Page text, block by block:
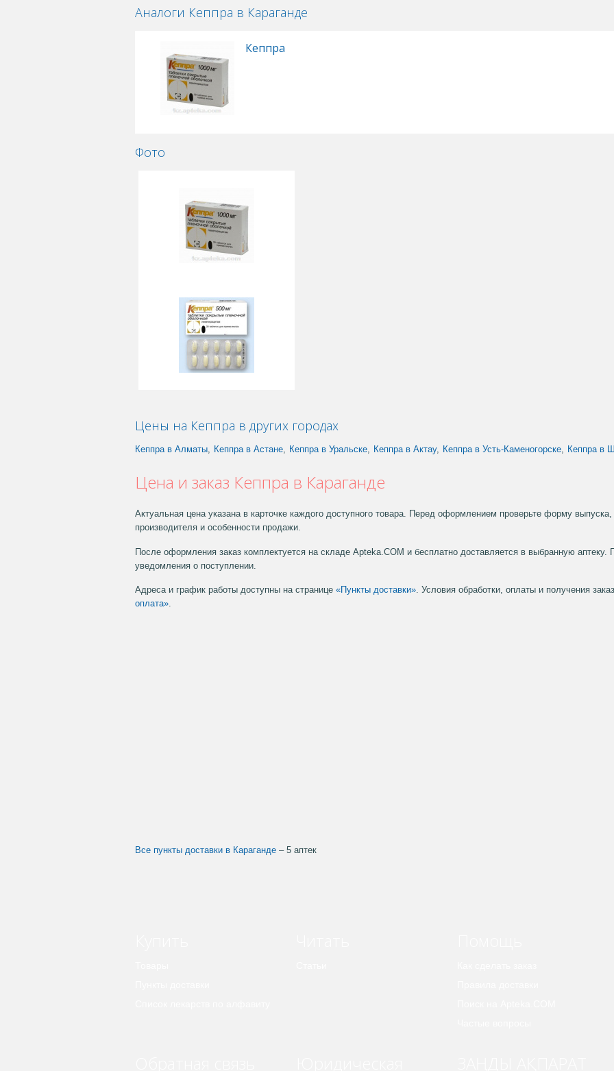
Аналоги Кеппра в Караганде
Кеппра
Фото
Цены на Кеппра в других городах
Кеппра в Алматы, Кеппра в Астане, Кеппра в Уральске, Кеппра в Актау, Кеппра в Усть-Каменогорске, Кеппра в
Цена и заказ Кеппра в Караганде
Актуальная цена указана в карточке каждого доступного товара. Перед оформлением проверьте форму выпуска,
производителя и особенности продажи.
После оформления заказ комплектуется на складе Apteka.COM и бесплатно доставляется в выбранную аптеку.
уведомления о поступлении.
Адреса и график работы доступны на странице «Пункты доставки». Условия обработки, оплаты и получения
оплата».
Все пункты доставки в Караганде – 5 аптек